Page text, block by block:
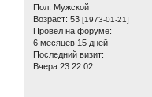
Пол: Мужской
Возраст: 53 [1973-01-21]
Провел на форуме:
6 месяцев 15 дней
Последний визит:
Вчера 23:22:02